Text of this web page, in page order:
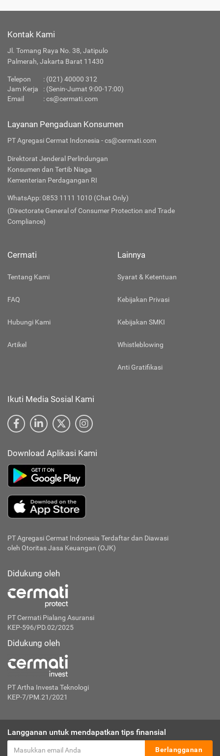
Kontak Kami
Jl. Tomang Raya No. 38, Jatipulo
Palmerah, Jakarta Barat 11430
Telepon : (021) 40000 312
Jam Kerja
: (Senin-Jumat 9:00-17:00)
Email
:cs@cermati.com
Layanan Pengaduan Konsumen
PT Agregasi Cermat Indonesia - cs@cermati.com
Direktorat Jenderal Perlindungan
Konsumen dan Tertib Niaga
Kementerian Perdagangan RI
WhatsApp: 0853 1111 1010 (Chat Only)
(Directorate General of Consumer Protection and Trade
Compliance)
Cermati
Tentang Kami
FAQ
Hubungi Kami
Artikel
Lainnya
Syarat & Ketentuan
Kebijakan Privasi
Kebijakan SMKI
Whistleblowing
Anti Gratifikasi
Ikuti Media Sosial Kami
Download Aplikasi Kami
PT Agregasi Cermat Indonesia Terdaftar dan Diawasi
oleh Otoritas Jasa Keuangan (OJK)
Didukung oleh
PT Cermati Pialang Asuransi
KEP-596/PD.02/2025
Didukung oleh
PT Artha Investa Teknologi
KEP-7/PM.21/2021
Langganan untuk mendapatkan tips finansial
Berlangganan